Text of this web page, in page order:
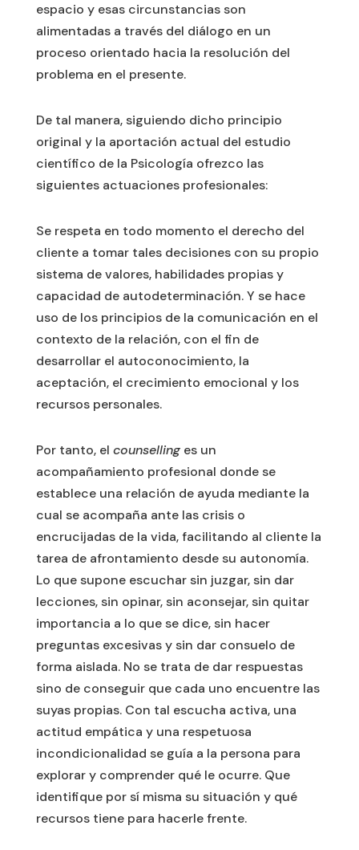
espacio y esas circunstancias son
alimentadas a través del diálogo en un
proceso orientado hacia la resolución del
problema en el presente.
De tal manera, siguiendo dicho principio
original y la aportación actual del estudio
científico de la Psicología ofrezco las
siguientes actuaciones profesionales:
Se respeta en todo momento el derecho del
cliente a tomar tales decisiones con su propio
sistema de valores, habilidades propias y
capacidad de autodeterminación. Y se hace
uso de los principios de la comunicación en el
contexto de la relación, con el fin de
desarrollar el autoconocimiento, la
aceptación, el crecimiento emocional y los
recursos personales.
Por tanto, el counselling es un
acompañamiento profesional donde se
establece una relación de ayuda mediante la
cual se acompaña ante las crisis o
encrucijadas de la vida, facilitando al cliente la
tarea de afrontamiento desde su autonomía.
Lo que supone escuchar sin juzgar, sin dar
lecciones, sin opinar, sin aconsejar, sin quitar
importancia a lo que se dice, sin hacer
preguntas excesivas y sin dar consuelo de
forma aislada. No se trata de dar respuestas
sino de conseguir que cada uno encuentre las
suyas propias. Con tal escucha activa, una
actitud empática y una respetuosa
incondicionalidad se guía a la persona para
explorar y comprender qué le ocurre. Que
identifique por sí misma su situación y qué
recursos tiene para hacerle frente.